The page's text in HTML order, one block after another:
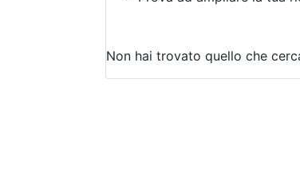
Non hai trovato quello che